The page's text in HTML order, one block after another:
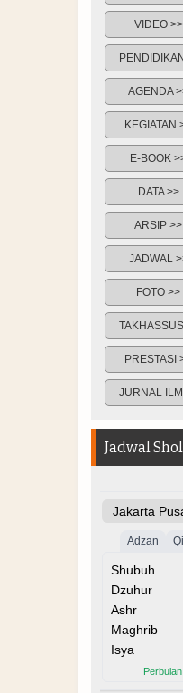
VIDEO >>
AGENDA
KEGIATAN
E-BOOK
DATA >>
ARSIP >>
JADWAL
FOTO >>
PRESTASI
JURNAL
Jadwal